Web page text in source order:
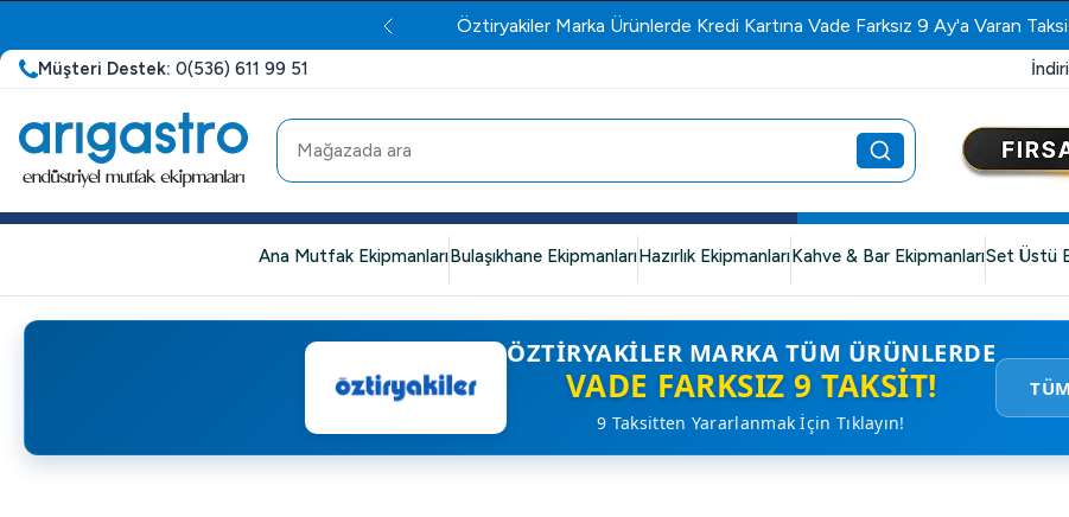
Öztiryakiler Marka Ürünlerde Kredi Kartına Vade Farksız 9 Ay'a Varan
Müşteri Destek: 0(536) 611 99 51
Ana Mutfak EkipmanlarıBulaşıkhane EkipmanlarıHazırlık EkipmanlarıKahve & Bar EkipmanlarıSet Üstü
ÖZTIRYAKILER MARKA TÜM ÜRÜNLERDE
VADE FARKSIZ 9 TAKSIT!
9 Taksitten Yararlanmak İçin Tıklayın!